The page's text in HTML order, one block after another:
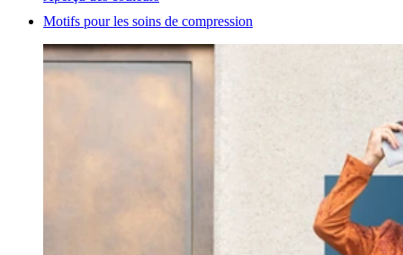
Motifs pour les soins de compression